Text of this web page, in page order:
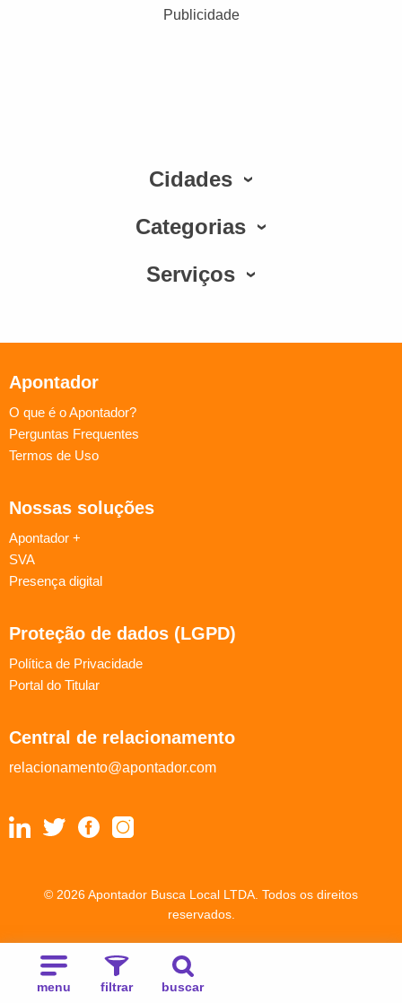
menu filtrar buscar
Publicidade
Cidades
Categorias
Serviços
Apontador
O que é o Apontador?
Perguntas Frequentes
Termos de Uso
Nossas soluções
Apontador +
SVA
Presença digital
Proteção de dados (LGPD)
Política de Privacidade
Portal do Titular
Central de relacionamento
relacionamento@apontador.com
© 2026 Apontador Busca Local LTDA. Todos os direitos
reservados.